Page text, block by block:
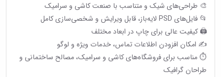
🎨 طراحی‌های شیک و متناسب با صنعت کاشی و سرامیک
📂 فایل‌های PSD لایه‌باز، قابل ویرایش و شخصی‌سازی کامل
🖨 کیفیت عالی برای چاپ در ابعاد مختلف
✍️ امکان افزودن اطلاعات تماس، خدمات ویژه و لوگو
⏱ مناسب برای فروشگاه‌های کاشی و سرامیک، مصالح ساختمانی و
طراحان گرافیک